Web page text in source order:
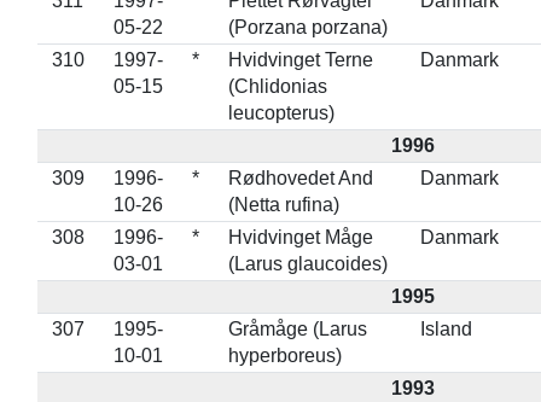
05-22
(Porzana porzana)
310
1997-
05-15
*
Hvidvinget Terne
(Chlidonias
leucopterus)
Danmark
1996
309
1996-
10-26
*
Rødhovedet And
(Netta rufina)
Danmark
308
1996-
03-01
*
Hvidvinget Måge
(Larus glaucoides)
Danmark
1995
307
1995-
10-01
Gråmåge (Larus
hyperboreus)
Island
1993